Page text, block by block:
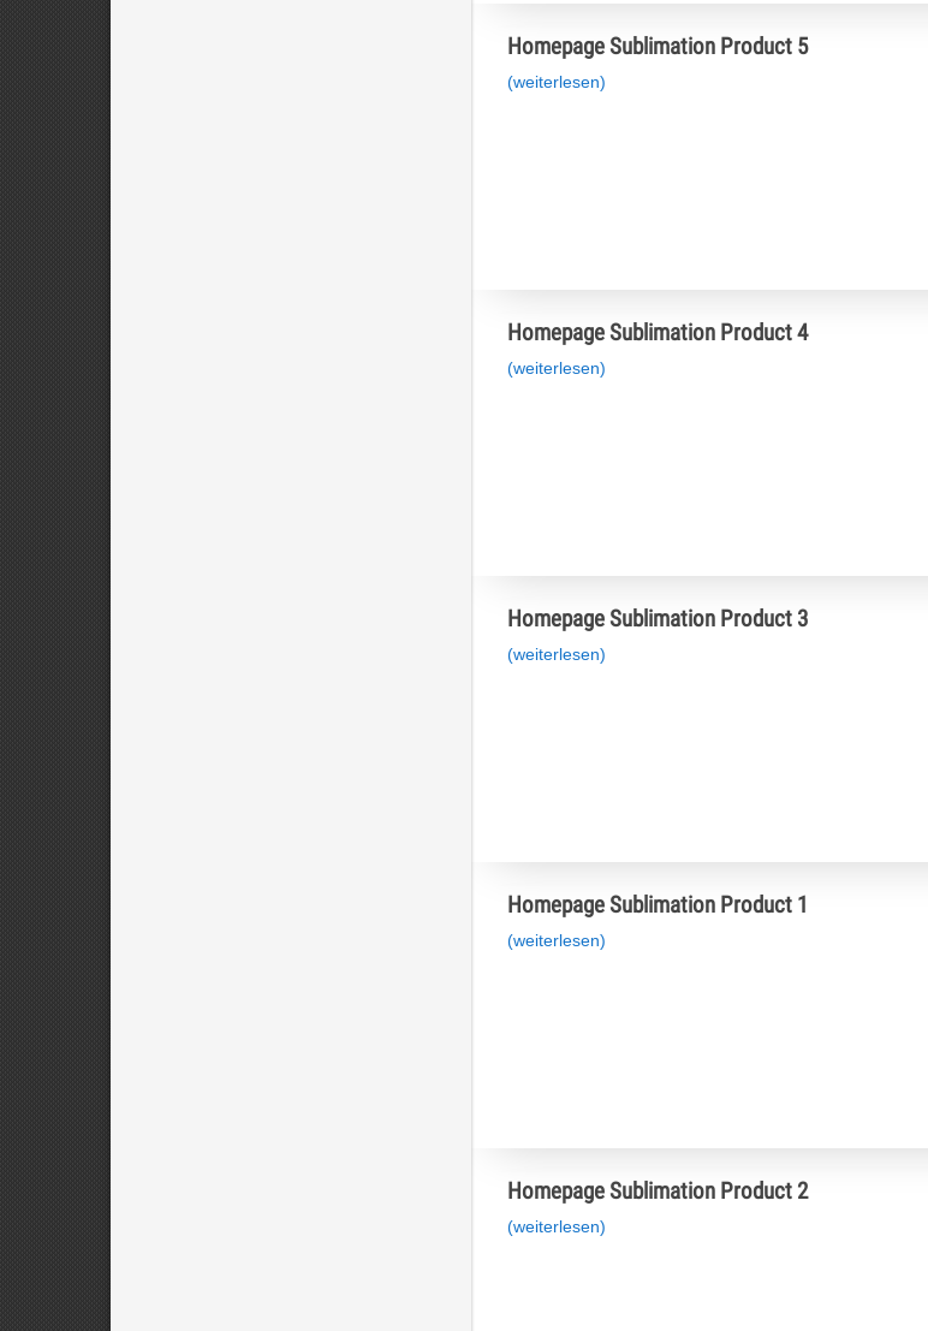
Homepage Sublimation Product 5
(weiterlesen)
Homepage Sublimation Product 4
(weiterlesen)
Homepage Sublimation Product 3
(weiterlesen)
Homepage Sublimation Product 1
(weiterlesen)
Homepage Sublimation Product 2
(weiterlesen)